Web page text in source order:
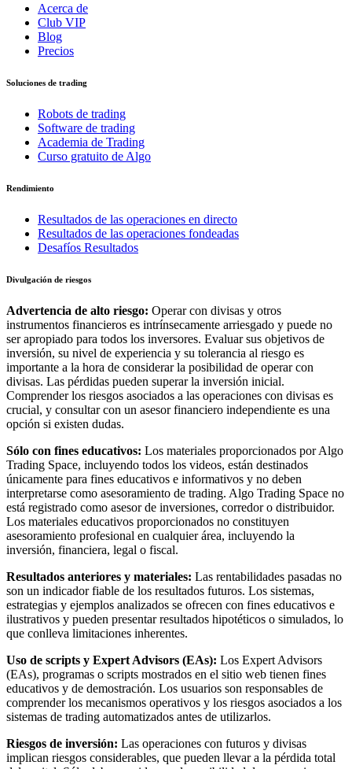
Acerca de
Club VIP
Blog
Precios
Soluciones de trading
Robots de trading
Software de trading
Academia de Trading
Curso gratuito de Algo
Rendimiento
Resultados de las operaciones en directo
Resultados de las operaciones fondeadas
Desafíos Resultados
Divulgación de riesgos
Advertencia de alto riesgo: Operar con divisas y otros
instrumentos financieros es intrínsecamente arriesgado y puede no
ser apropiado para todos los inversores. Evaluar sus objetivos de
inversión, su nivel de experiencia y su tolerancia al riesgo es
importante a la hora de considerar la posibilidad de operar con
divisas. Las pérdidas pueden superar la inversión inicial.
Comprender los riesgos asociados a las operaciones con divisas es
crucial, y consultar con un asesor financiero independiente es una
opción si existen dudas.
Sólo con fines educativos: Los materiales proporcionados por Algo
Trading Space, incluyendo todos los videos, están destinados
únicamente para fines educativos e informativos y no deben
interpretarse como asesoramiento de trading. Algo Trading Space no
está registrado como asesor de inversiones, corredor o distribuidor.
Los materiales educativos proporcionados no constituyen
asesoramiento profesional en cualquier área, incluyendo la
inversión, financiera, legal o fiscal.
Resultados anteriores y materiales: Las rentabilidades pasadas no
son un indicador fiable de los resultados futuros. Los sistemas,
estrategias y ejemplos analizados se ofrecen con fines educativos e
ilustrativos y pueden presentar resultados hipotéticos o simulados, lo
que conlleva limitaciones inherentes.
Uso de scripts y Expert Advisors (EAs): Los Expert Advisors
(EAs), programas o scripts mostrados en el sitio web tienen fines
educativos y de demostración. Los usuarios son responsables de
comprender los mecanismos operativos y los riesgos asociados a los
sistemas de trading automatizados antes de utilizarlos.
Riesgos de inversión: Las operaciones con futuros y divisas
implican riesgos considerables, que pueden llevar a la pérdida total